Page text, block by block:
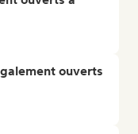
ouverts